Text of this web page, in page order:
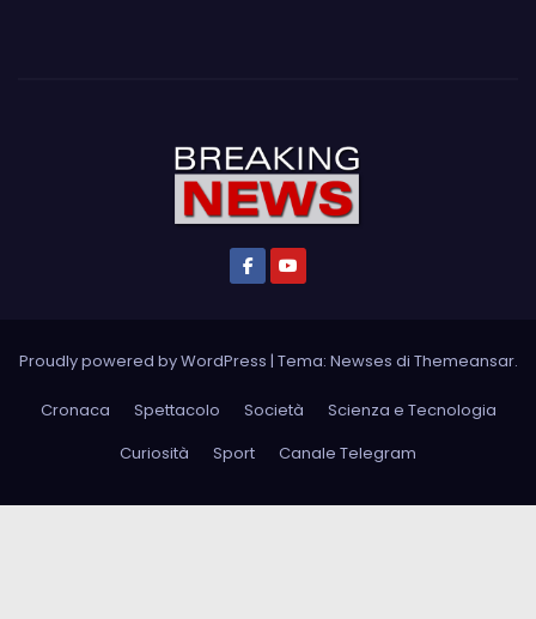
Proudly powered by WordPress | Tema: Newses di Themeansar.
Cronaca Spettacolo Società
Scienza e Tecnologia
Curiosità
Sport Canale Telegram